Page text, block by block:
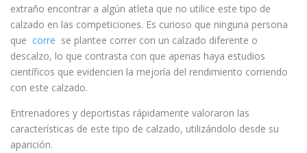
extraño encontrar a algún atleta que no utilice este tipo de
calzado en las competiciones. Es curioso que ninguna persona
que corre se plantee correr con un calzado diferente o
descalzo, lo que contrasta con que apenas haya estudios
científicos que evidencien la mejoría del rendimiento corriendo
con este calzado.
Entrenadores y deportistas rápidamente valoraron las
características de este tipo de calzado, utilizándolo desde su
aparición.